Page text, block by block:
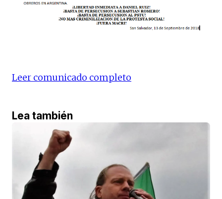
Leer comunicado completo
Lea también